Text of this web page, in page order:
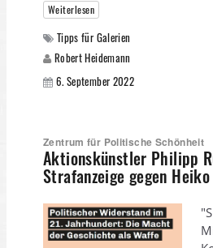
Weiterlesen
Tipps für Galerien
Robert Heidemann
6. September 2022
Zentrum für Politische Schönheit
Aktionskünstler Philipp
Strafanzeige gegen